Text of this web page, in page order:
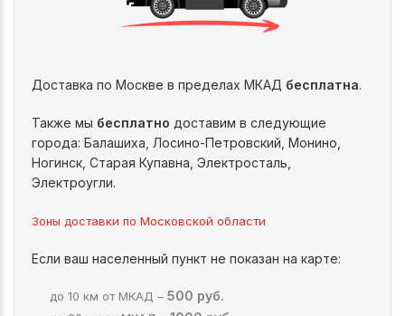
Доставка по Москве в пределах МКАД бесплатна.
Также мы бесплатно доставим в следующие
города: Балашиха, Лосино-Петровский, Монино,
Ногинск, Старая Купавна, Электросталь,
Электроугли.
Зоны доставки по Московской области
Если ваш населенный пункт не показан на карте:
до 10 км от МКАД – 500 руб.